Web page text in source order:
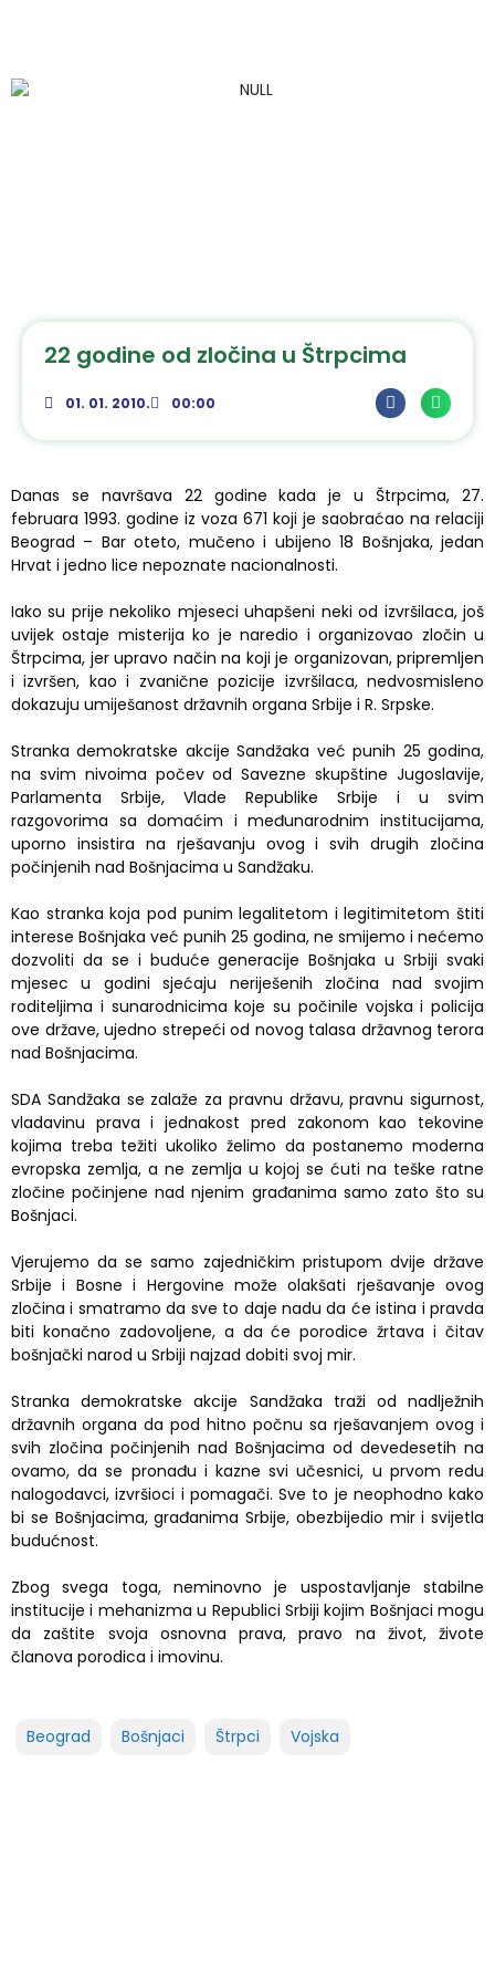
22 godine od zločina u Štrpcima
01. 01. 2010. 00:00
Danas se navršava 22 godine kada je u Štrpcima, 27.
februara 1993. godine iz voza 671 koji je saobraćao na relaciji
Beograd – Bar oteto, mučeno i ubijeno 18 Bošnjaka, jedan
Hrvat i jedno lice nepoznate nacionalnosti.
Iako su prije nekoliko mjeseci uhapšeni neki od izvršilaca, još
uvijek ostaje misterija ko je naredio i organizovao zločin u
Štrpcima, jer upravo način na koji je organizovan, pripremljen
i izvršen, kao i zvanične pozicije izvršilaca, nedvosmisleno
dokazuju umiješanost državnih organa Srbije i R. Srpske.
Stranka demokratske akcije Sandžaka već punih 25 godina,
na svim nivoima počev od Savezne skupštine Jugoslavije,
Parlamenta Srbije, Vlade Republike Srbije i u svim
razgovorima sa domaćim i međunarodnim institucijama,
uporno insistira na rješavanju ovog i svih drugih zločina
počinjenih nad Bošnjacima u Sandžaku.
Kao stranka koja pod punim legalitetom i legitimitetom štiti
interese Bošnjaka već punih 25 godina, ne smijemo i nećemo
dozvoliti da se i buduće generacije Bošnjaka u Srbiji svaki
mjesec u godini sjećaju neriješenih zločina nad svojim
roditeljima i sunarodnicima koje su počinile vojska i policija
ove države, ujedno strepeći od novog talasa državnog terora
nad Bošnjacima.
SDA Sandžaka se zalaže za pravnu državu, pravnu sigurnost,
vladavinu prava i jednakost pred zakonom kao tekovine
kojima treba težiti ukoliko želimo da postanemo moderna
evropska zemlja, a ne zemlja u kojoj se ćuti na teške ratne
zločine počinjene nad njenim građanima samo zato što su
Bošnjaci.
Vjerujemo da se samo zajedničkim pristupom dvije države
Srbije i Bosne i Hergovine može olakšati rješavanje ovog
zločina i smatramo da sve to daje nadu da će istina i pravda
biti konačno zadovoljene, a da će porodice žrtava i čitav
bošnjački narod u Srbiji najzad dobiti svoj mir.
Stranka demokratske akcije Sandžaka traži od nadlježnih
državnih organa da pod hitno počnu sa rješavanjem ovog i
svih zločina počinjenih nad Bošnjacima od devedesetih na
ovamo, da se pronađu i kazne svi učesnici, u prvom redu
nalogodavci, izvršioci i pomagači. Sve to je neophodno kako
bi se Bošnjacima, građanima Srbije, obezbijedio mir i svijetla
budućnost.
Zbog svega toga, neminovno je uspostavljanje stabilne
institucije i mehanizma u Republici Srbiji kojim Bošnjaci mogu
da zaštite svoja osnovna prava, pravo na život, živote
članova porodica i imovinu.
Beograd Bošnjaci Štrpci Vojska